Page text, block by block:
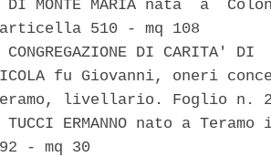
DI MONTE MARIA nata  a
510 - mq 108
CONGREGAZIONE DI CARITA' DI
fu Giovanni, oneri
livellario. Foglio n.
TUCCI ERMANNO nato a Teramo
- mq 30